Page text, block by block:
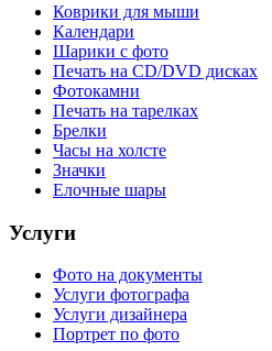
Коврики для мыши
Календари
Шарики с фото
Печать на CD/DVD дисках
Фотокамни
Печать на тарелках
Брелки
Часы на холсте
Значки
Елочные шары
Услуги
Фото на документы
Услуги фотографа
Услуги дизайнера
Портрет по фото